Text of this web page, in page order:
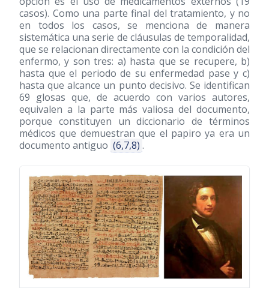
casos). Como una parte final del tratamiento, y no
en todos los casos, se menciona de manera
sistemática una serie de cláusulas de temporalidad,
que se relacionan directamente con la condición del
enfermo, y son tres: a) hasta que se recupere, b)
hasta que el periodo de su enfermedad pase y c)
hasta que alcance un punto decisivo. Se identifican
69 glosas que, de acuerdo con varios autores,
equivalen a la parte más valiosa del documento,
porque constituyen un diccionario de términos
médicos que demuestran que el papiro ya era un
documento antiguo (6,7,8) .